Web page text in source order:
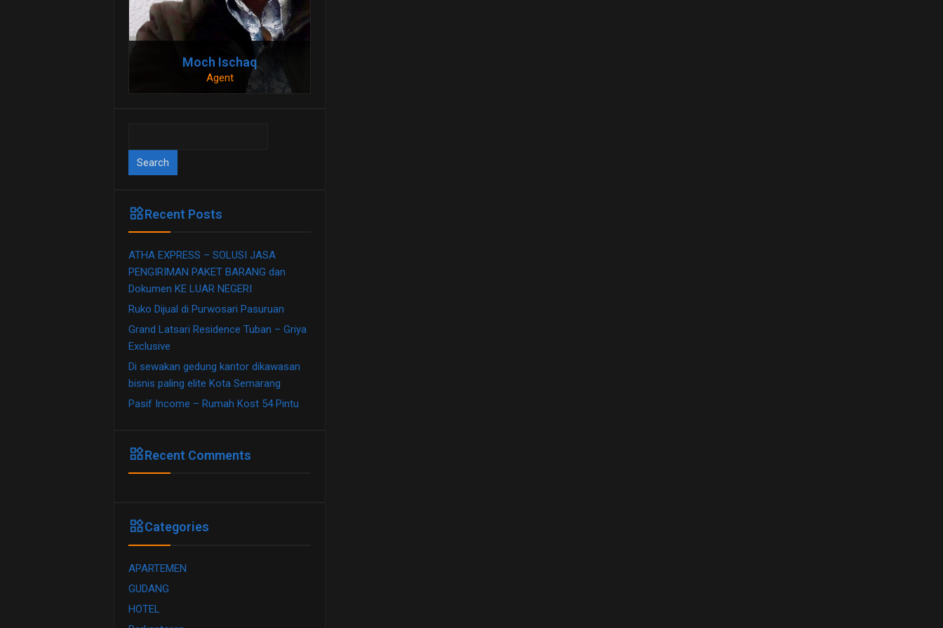
Moch Ischaq
Agent
for:
widgetsRecent Posts
ATHA EXPRESS – SOLUSI JASA
PENGIRIMAN PAKET BARANG dan
Dokumen KE LUAR NEGERI
Ruko Dijual di Purwosari Pasuruan
Grand Latsari Residence Tuban – Griya
Exclusive
Di sewakan gedung kantor dikawasan
bisnis paling elite Kota Semarang
Pasif Income – Rumah Kost 54 Pintu
widgetsRecent Comments
widgetsCategories
APARTEMEN
GUDANG
HOTEL